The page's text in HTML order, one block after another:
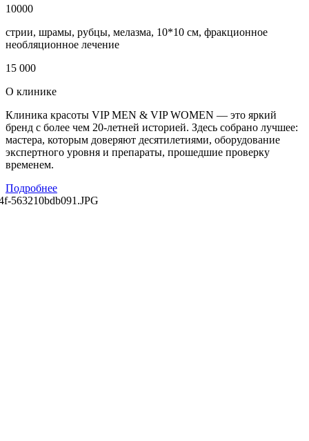
10000
стрии, шрамы, рубцы, мелазма, 10*10 см, фракционное
необляционное лечение
15 000
О клинике
Клиника красоты VIP MEN & VIP WOMEN — это яркий
бренд с более чем 20-летней историей. Здесь собрано лучшее:
мастера, которым доверяют десятилетиями, оборудование
экспертного уровня и препараты, прошедшие проверку
временем.
Подробнее